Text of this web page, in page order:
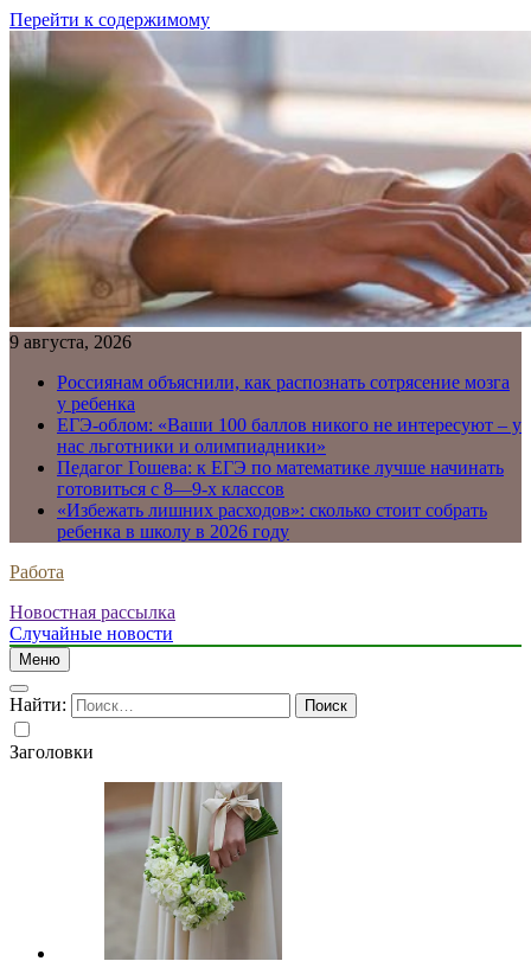
Перейти к содержимому
9 августа, 2026
Россиянам объяснили, как распознать сотрясение мозга
у ребенка
ЕГЭ-облом: «Ваши 100 баллов никого не интересуют – у
нас льготники и олимпиадники»
Педагог Гошева: к ЕГЭ по математике лучше начинать
готовиться с 8—9-х классов
«Избежать лишних расходов»: сколько стоит собрать
ребенка в школу в 2026 году
Работа
Новостная рассылка
Случайные новости
Меню
Найти:
Заголовки